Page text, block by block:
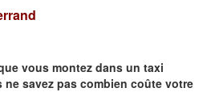
vous montez dans un taxi
ne savez pas combien coûte votre